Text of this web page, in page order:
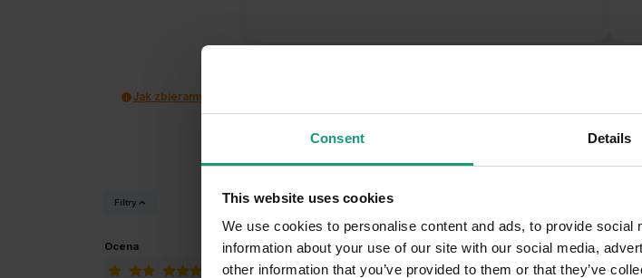
Consent Details
This website uses cookies
We use cookies to personalise content and ads, to provide
information about your use of our site with our social media,
other information that you’ve provided to them or that they’ve
Jak zbieramy opinie?
Filtry
Ocena Wiek